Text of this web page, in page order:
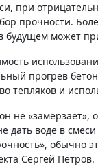
при
прочности.
будущем может
прогрев
тепляков и
не «замерзает»,
дать воде в
обычно
Сергей Петров.